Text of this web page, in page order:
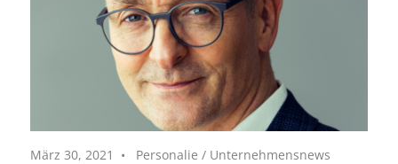
März 30, 2021 Personalie / Unternehmensnews